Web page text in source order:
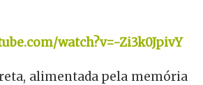
watch?v=-Zi3k0JpivY
alimentada pela memória